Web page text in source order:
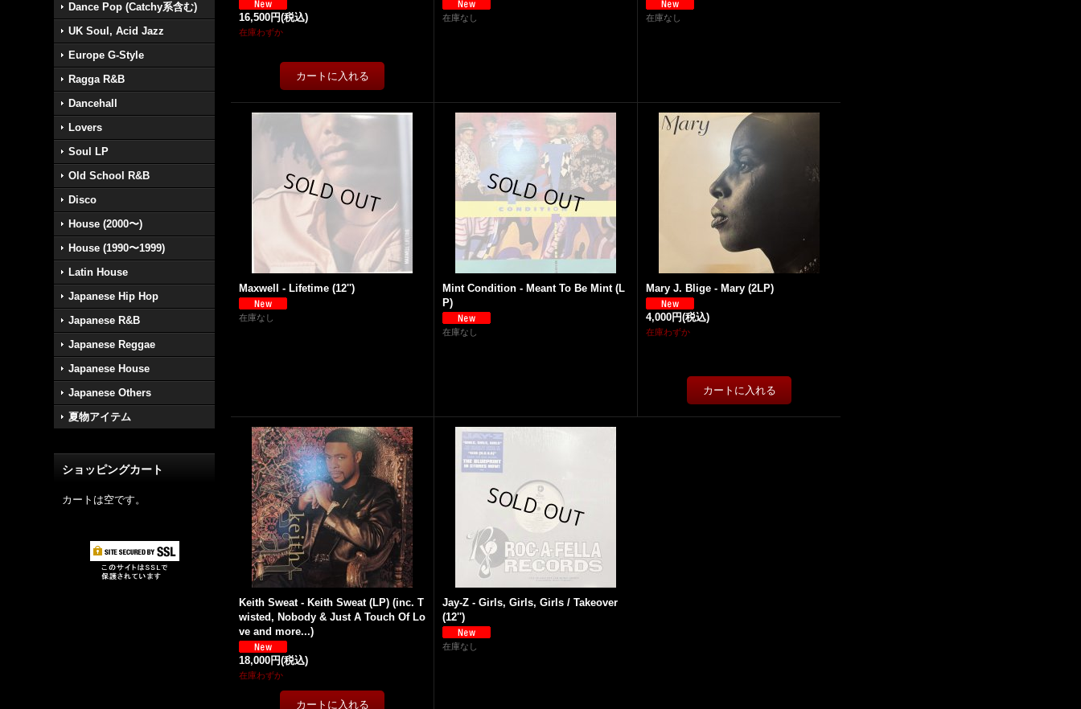
Dance Pop (Catchy系含む)
UK Soul, Acid Jazz
Europe G-Style
Ragga R&B
Dancehall
Lovers
Soul LP
Old School R&B
Disco
House (2000〜)
House (1990〜1999)
Latin House
Japanese Hip Hop
Japanese R&B
Japanese Reggae
Japanese House
Japanese Others
夏物アイテム
ショッピングカート
カートは空です。
16,500円(税込)
在庫わずか
在庫なし 在庫なし
Maxwell - Lifetime (12'')
在庫なし
Mint Condition - Meant To Be Mint (L
P)
在庫なし
Mary J. Blige - Mary (2LP)
4,000円(税込)
在庫わずか
Keith Sweat - Keith Sweat (LP) (inc. T
wisted, Nobody & Just A Touch Of Lo
ve and more...)
18,000円(税込)
在庫わずか
Jay-Z - Girls, Girls, Girls / Takeover
(12'')
在庫なし